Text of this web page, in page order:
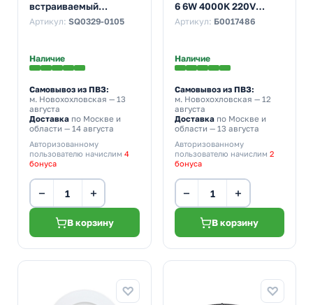
встраиваемый
светодиодный TDM
Артикул: SQ0329-0105
Наличие
Самовывоз из ПВЗ:
м. Новохохловская — 13
августа
Доставка по Москве и
области — 14 августа
Авторизованному
пользователю начислим 4
бонуса
− +
В корзину
6 6W 4000K 220V
круглый
Артикул: Б0017486
Наличие
Самовывоз из ПВЗ:
м. Новохохловская — 12
августа
Доставкапо Москве и
области — 13 августа
Авторизованному
пользователю начислим 2
бонуса
− +
В корзину